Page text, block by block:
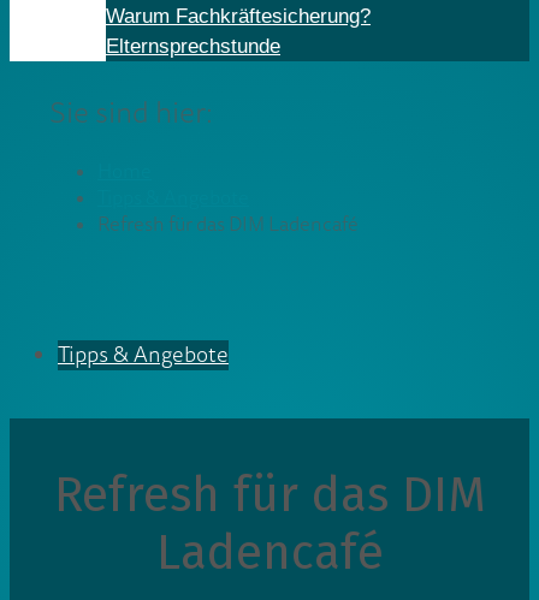
Warum Fachkräftesicherung?
Elternsprechstunde
Sie sind hier:
Refresh für das DIM Ladencafé
Tipps & Angebote
Refresh für das DIM
Ladencafé